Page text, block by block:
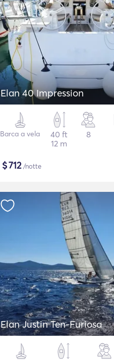
Elan 40 Impression
Barca a vela
40 ft
12 m
8
$712/notte
Elan Justin Ten-Furiosa